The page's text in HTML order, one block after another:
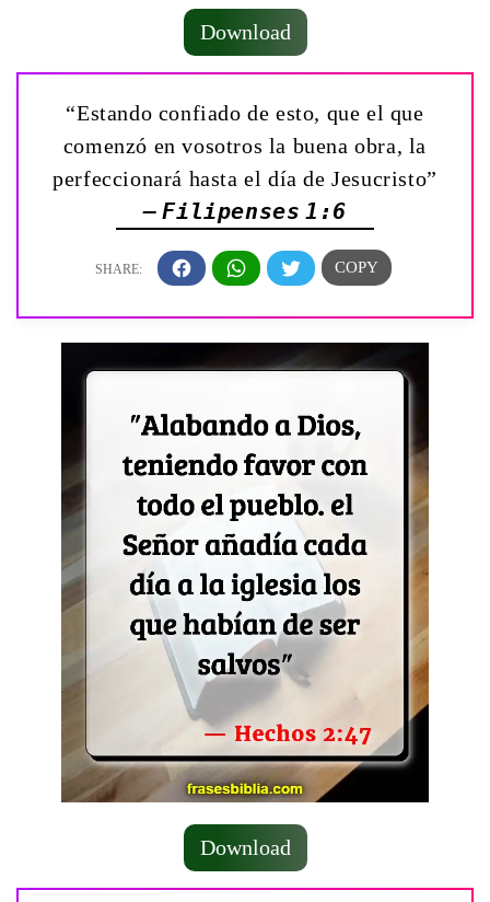
Download
“Estando confiado de esto, que el que
comenzó en vosotros la buena obra, la
perfeccionará hasta el día de Jesucristo”
— Filipenses 1:6
Download